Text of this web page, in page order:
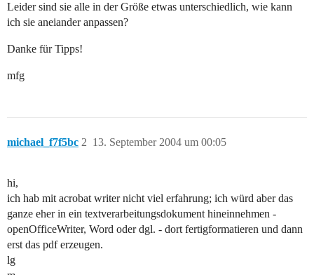
Leider sind sie alle in der Größe etwas unterschiedlich, wie kann
ich sie aneiander anpassen?
Danke für Tipps!
mfg
michael_f7f5bc 13. September 2004 um 00:05
2
hi,
ich hab mit acrobat writer nicht viel erfahrung; ich würd aber das
ganze eher in ein textverarbeitungsdokument hineinnehmen -
openOfficeWriter, Word oder dgl. - dort fertigformatieren und dann
erst das pdf erzeugen.
lg